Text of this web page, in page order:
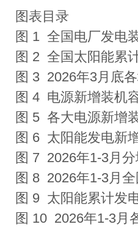
图表目录
图 1 全国电厂发电
图 2 全国太阳能累
图 3 2026年3月底
图 4 电源新增装机
图 5 各大电源新增
图 6 太阳能发电新
图 7 2026年1-3月
图 8 2026年1-3月
图 9 太阳能累计发
图 10 2026年1-3月